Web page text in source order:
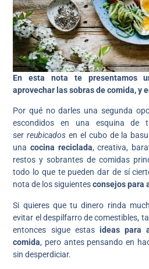
En esta nota te presentamos
aprovechar las sobras de comida, y
Por qué no darles una segunda
escondidos en una esquina
serreubicados en el cubo de la
una cocina reciclada, creativa,
restos y sobrantes de comidas
todo lo que te pueden dar de sí
nota de los siguientesconsejos para
Si quieres que tu dinero rinda
evitar el despilfarro de comestibles,
entonces sigue estas ideas para
comida, pero antes pensando en
sin desperdiciar.